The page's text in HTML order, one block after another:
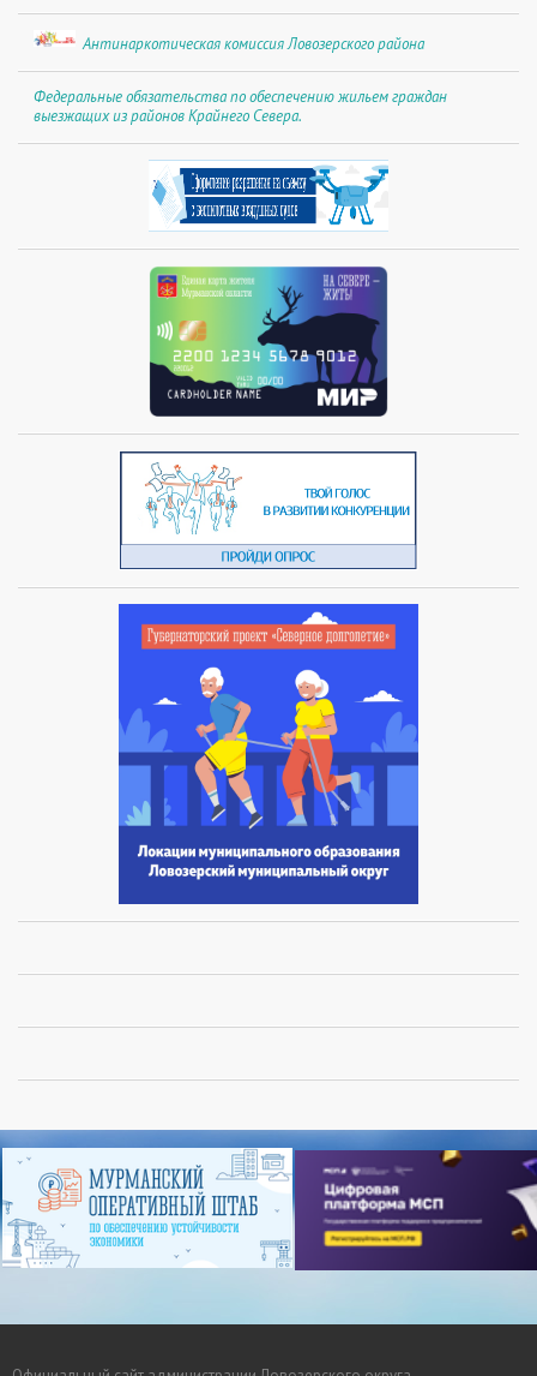
Антинаркотическая комиссия Ловозерского района
Федеральные обязательства по обеспечению жильем граждан
выезжащих из районов Крайнего Севера.